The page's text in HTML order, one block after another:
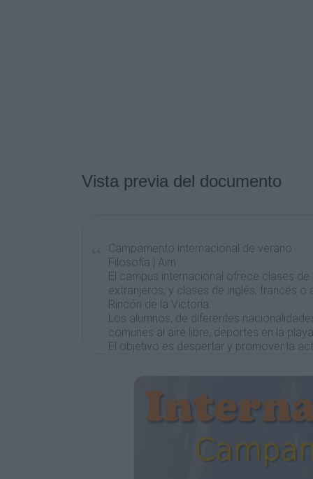
Vista previa del documento
Campamento internacional de verano
Filosofía | Aim
El campus internacional ofrece clases
extranjeros, y clases de inglés, francés o
Rincón de la Victoria.
Los alumnos, de diferentes
comunes al aire libre, deportes en la
El objetivo es despertar y promover la
Trabajando en minigrupos (máximo 10
personalizado e individualizado de los
The International Camp offers Spanish
an English/French/German Language
Students of different nationalities,
sports on the beach and different
The aim is to promote a bilingual and